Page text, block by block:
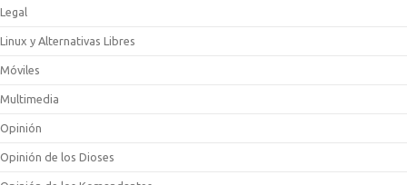
Legal
Linux y Alternativas Libres
Móviles
Multimedia
Opinión
Opinión de los Dioses